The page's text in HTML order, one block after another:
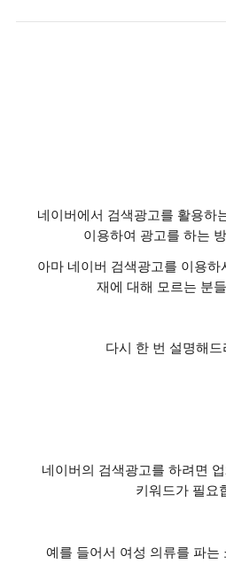
네이버에서 검색광고를 활용하
이용하여 광고를 하는
아마 네이버 검색광고를 이용
재에 대해 모르는 분
다시 한 번 설명해
네이버의 검색광고를 하려면
키워드가 필요
예를 들어서 여성 의류를 파는